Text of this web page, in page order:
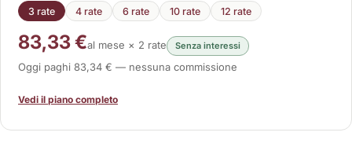
3 rate 4 rate 6 rate 10 rate 12 rate
83,33 €al mese × 2 rate Senza interessi
Oggi paghi 83,34 € — nessuna commissione
Vedi il piano completo